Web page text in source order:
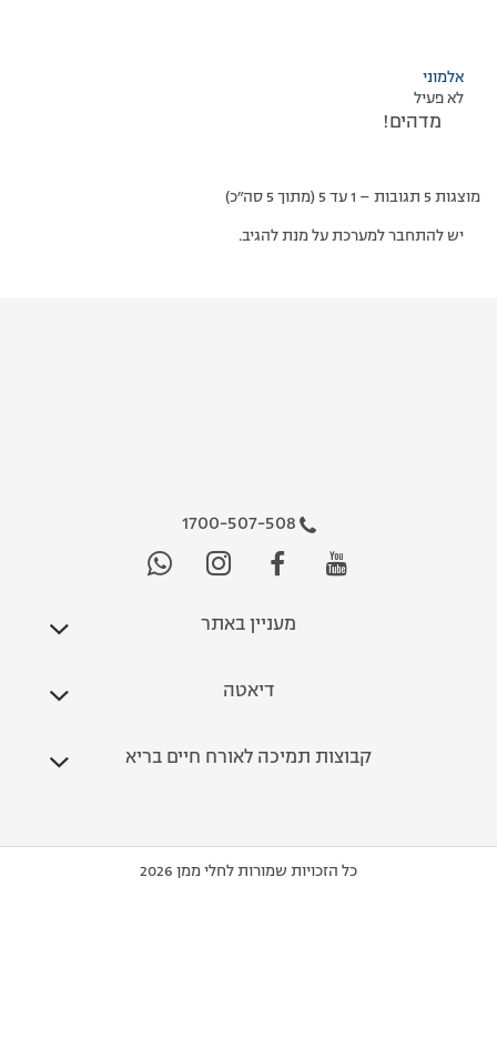
אלמוני
לא פעיל
מדהים!
מוצגות 5 תגובות – 1 עד 5 (מתוך 5 סה״כ)
יש להתחבר למערכת על מנת להגיב.
1700-507-508
מעניין באתר
דיאטה
קבוצות תמיכה לאורח חיים בריא
כל הזכויות שמורות לחלי ממן 2026